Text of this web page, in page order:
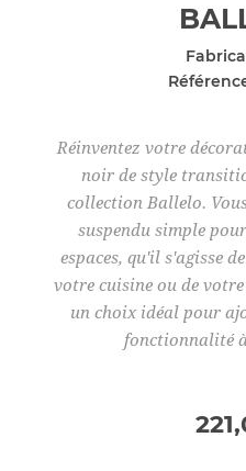
Réinventez votre
noir de style
collection Ballelo.
suspendu simple
espaces, qu'il s'agisse
votre cuisine ou de
un choix idéal pour
fonctionnalité